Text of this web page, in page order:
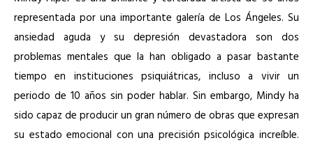
representada por una importante galería de Los Ángeles. Su
ansiedad aguda y su depresión devastadora son dos
problemas mentales que la han obligado a pasar bastante
tiempo en instituciones psiquiátricas, incluso a vivir un
periodo de 10 años sin poder hablar. Sin embargo, Mindy ha
sido capaz de producir un gran número de obras que expresan
su estado emocional con una precisión psicológica increíble.